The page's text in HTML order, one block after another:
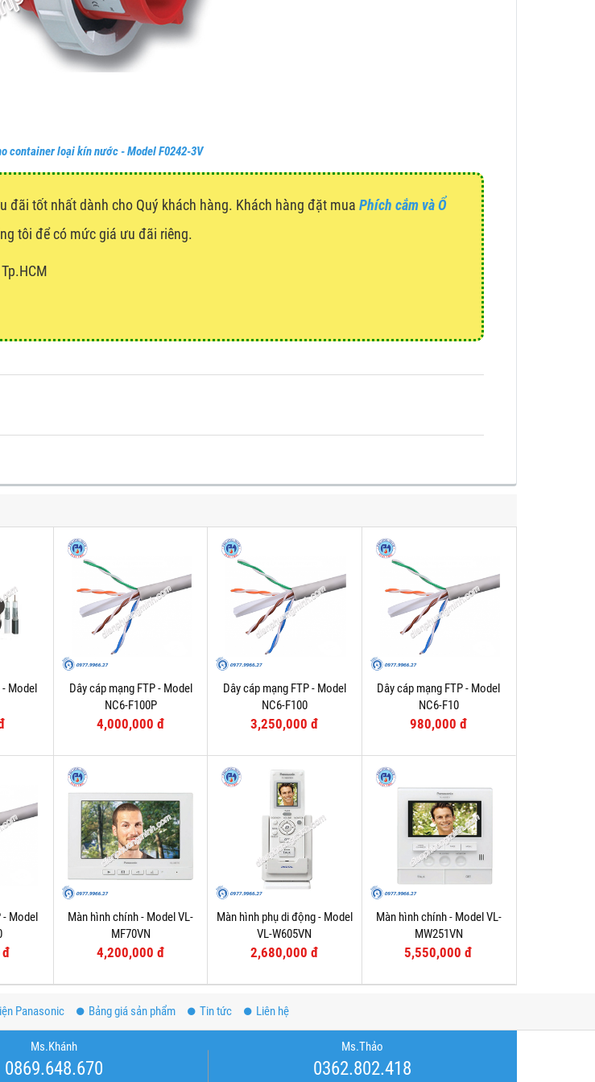
container loại kín nước - Model F0242-3V
đãi tốt nhất dành cho Quý khách hàng. Khách hàng đặt mua Phích cắm và Ổ
tôi để có mức giá ưu đãi riêng.
Model
Dây cáp mạng FTP - Model
NC6-F100P
4,000,000 đ
Dây cáp mạng FTP - Model
NC6-F100
3,250,000 đ
Dây cáp mạng FTP - Model
NC6-F10
980,000 đ
- Model
đ
Màn hình chính - Model VL-
MF70VN
4,200,000 đ
Màn hình phụ di động - Model
VL-W605VN
2,680,000 đ
Màn hình chính - Model VL-
MW251VN
5,550,000 đ
Panasonic Bảng giá sản phẩm Tin tức Liên hệ
Ms.Khánh
0869.648.670
Ms.Thảo
0362.802.418